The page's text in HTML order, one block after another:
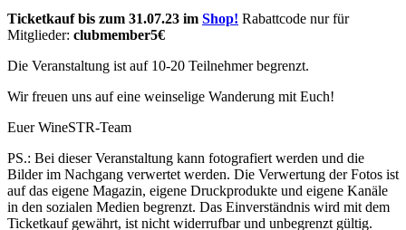
Ticketkauf bis zum 31.07.23 im Shop! Rabattcode nur für
Mitglieder: clubmember5€
Die Veranstaltung ist auf 10-20 Teilnehmer begrenzt.
Wir freuen uns auf eine weinselige Wanderung mit Euch!
Euer WineSTR-Team
PS.: Bei dieser Veranstaltung kann fotografiert werden und die
Bilder im Nachgang verwertet werden. Die Verwertung der Fotos ist
auf das eigene Magazin, eigene Druckprodukte und eigene Kanäle
in den sozialen Medien begrenzt. Das Einverständnis wird mit dem
Ticketkauf gewährt, ist nicht widerrufbar und unbegrenzt gültig.